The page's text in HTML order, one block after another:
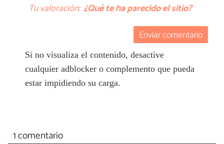
Tu valoración: ¿Qué te ha parecido el sitio?
Enviar comentario
Si no visualiza el contenido, desactive
cualquier adblocker o complemento que pueda
estar impidiendo su carga.
1 comentario